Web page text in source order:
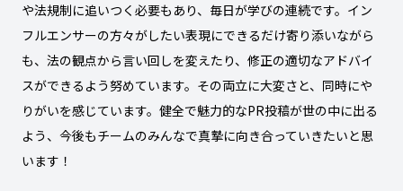
や法規制に追いつく必要もあり、毎日が学びの連続です。イン
フルエンサーの方々がしたい表現にできるだけ寄り添いながら
も、法の観点から言い回しを変えたり、修正の適切なアドバイ
スができるよう努めています。その両立に大変さと、同時にや
りがいを感じています。健全で魅力的なPR投稿が世の中に出る
よう、今後もチームのみんなで真摯に向き合っていきたいと思
います！